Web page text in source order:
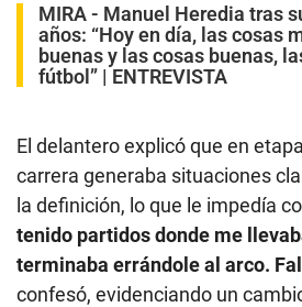
MIRA - Manuel Heredia tras
años: “Hoy en día, las cosas
buenas y las cosas buenas,
fútbol” | ENTREVISTA
El delantero explicó que en
carrera generaba situaciones
la definición, lo que le impedía
tenido partidos donde me
terminaba errándole al arco.
confesó, evidenciando un